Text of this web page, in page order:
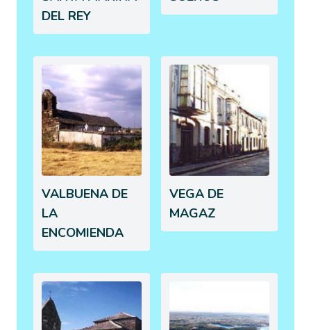
DEL REY
VALBUENA DE
LA
ENCOMIENDA
VEGA DE
MAGAZ